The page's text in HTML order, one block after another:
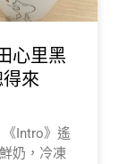
心里黑
來
Intro》遙
奶，冷凍